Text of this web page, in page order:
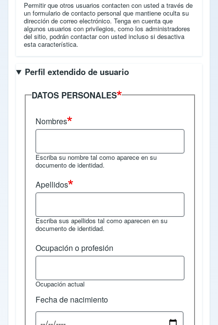
Permitir que otros usuarios contacten con usted a través de
un formulario de contacto personal que mantiene oculta su
dirección de correo electrónico. Tenga en cuenta que
algunos usuarios con privilegios, como los administradores
del sitio, podrán contactar con usted incluso si desactiva
esta característica.
Perfil extendido de usuario
DATOS PERSONALES
Nombres
Escriba su nombre tal como aparece en su
documento de identidad.
Apellidos
Escriba sus apellidos tal como aparecen en su
documento de identidad.
Ocupación o profesión
Ocupación actual
Fecha de nacimiento
Fecha